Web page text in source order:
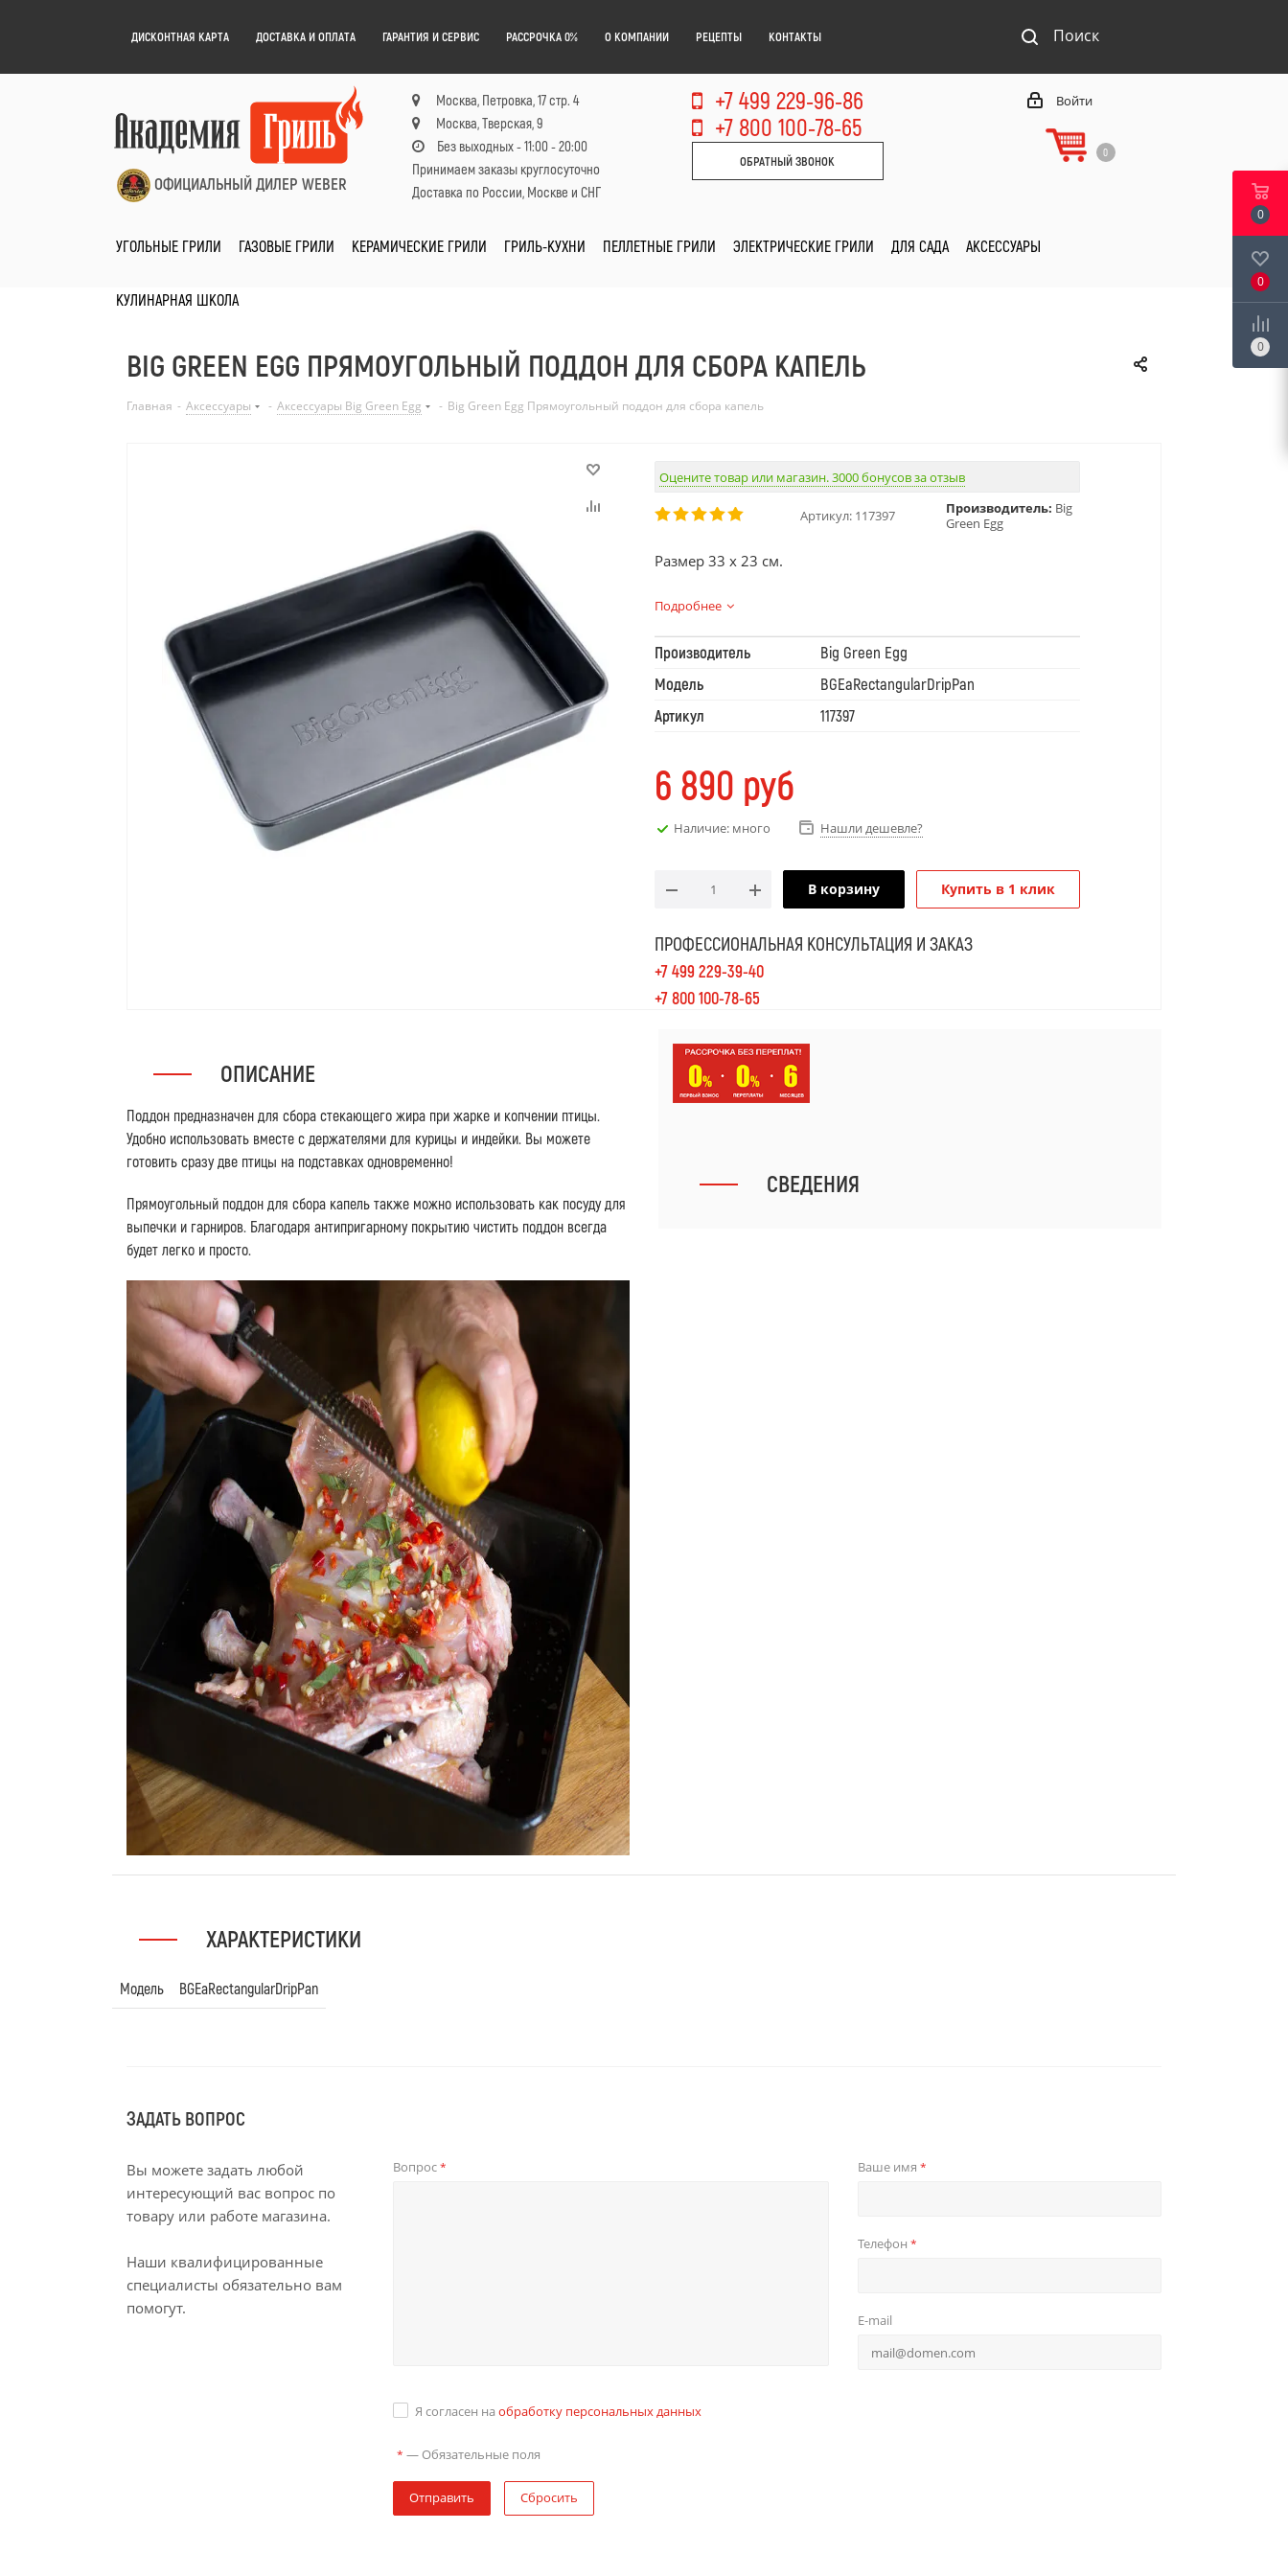
ДИСКОНТНАЯ КАРТА ДОСТАВКА И ОПЛАТА ГАРАНТИЯ И СЕРВИС РАССРОЧКА 0% О КОМПАНИИ РЕЦЕПТЫ КОНТАКТЫ Поиск
ОФИЦИАЛЬНЫЙ ДИЛЕР WEBER
Москва, Петровка, 17 стр. 4
Москва, Тверская, 9
Без выходных - 11:00 - 20:00
Принимаем заказы круглосуточно
Доставка по России, Москве и СНГ
+7 499 229-96-86
+7 800 100-78-65
ОБРАТНЫЙ ЗВОНОК
Войти
0
УГОЛЬНЫЕ ГРИЛИ ГАЗОВЫЕ ГРИЛИ КЕРАМИЧЕСКИЕ ГРИЛИ ГРИЛЬ-КУХНИ ПЕЛЛЕТНЫЕ ГРИЛИ ЭЛЕКТРИЧЕСКИЕ ГРИЛИ ДЛЯ САДА АКСЕССУАРЫ
КУЛИНАРНАЯ ШКОЛА
BIG GREEN EGG ПРЯМОУГОЛЬНЫЙ ПОДДОН ДЛЯ СБОРА КАПЕЛЬ
Главная - Аксессуары - Аксессуары Big Green Egg - Big Green Egg Прямоугольный поддон для сбора капель
Оцените товар или магазин. 3000 бонусов за отзыв
Артикул: 117397 Производитель: Big
Green Egg
Размер 33 x 23 см.
Подробнее
Производитель
Big Green Egg
Модель
BGEaRectangularDripPan
Артикул
117397
6 890 руб
Наличие: много Нашли дешевле?
В корзину Купить в 1 клик
ПРОФЕССИОНАЛЬНАЯ КОНСУЛЬТАЦИЯ И ЗАКАЗ
+7 499 229-39-40
+7 800 100-78-65
ОПИСАНИЕ
Поддон предназначен для сбора стекающего жира при жарке и копчении птицы.
Удобно использовать вместе с держателями для курицы и индейки. Вы можете
готовить сразу две птицы на подставках одновременно!
Прямоугольный поддон для сбора капель также можно использовать как посуду для
выпечки и гарниров. Благодаря антипригарному покрытию чистить поддон всегда
будет легко и просто.
СВЕДЕНИЯ
ХАРАКТЕРИСТИКИ
Модель BGEaRectangularDripPan
ЗАДАТЬ ВОПРОС
Вы можете задать любой
интересующий вас вопрос по
товару или работе магазина.
Наши квалифицированные
специалисты обязательно вам
помогут.
Вопрос* Ваше имя*
Телефон*
E-mail
Я согласен на обработку персональных данных
* — Обязательные поля
Отправить Сбросить
0
0
0